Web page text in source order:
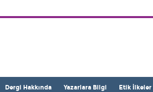
Dergi Hakkında Yazarlara Bilgi Etik İlkeler